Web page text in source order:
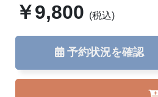
￥9,800 (税込)
予約状況を確認